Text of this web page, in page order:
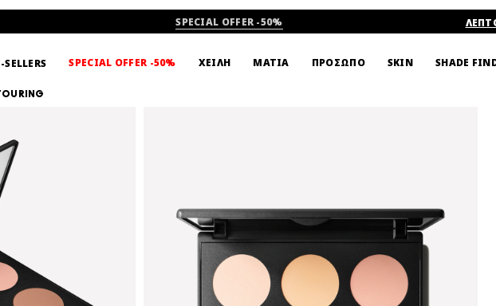
SPECIAL OFFER -50%
SELLERS SPECIAL OFFER -50% ΧΕΙΛΗ ΜΑΤΙΑ ΠΡΟΣΩΠΟ SKIN SHADE